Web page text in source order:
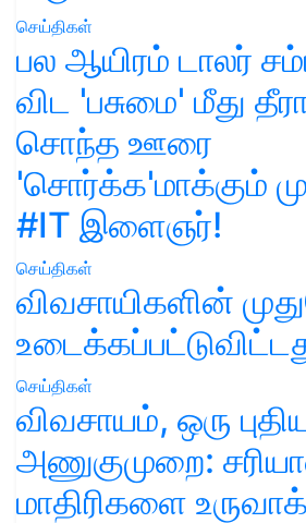
செய்திகள்
பல ஆயிரம் டாலர்
விட 'பசுமை' மீது
சொந்த ஊரை
'சொர்க்க'மாக்கும்
#IT இளைஞர்!
செய்திகள்
விவசாயிகளின்
செய்திகள்
விவசாயம், ஒரு
அணுகுமுறை:
மாதிரிகளை